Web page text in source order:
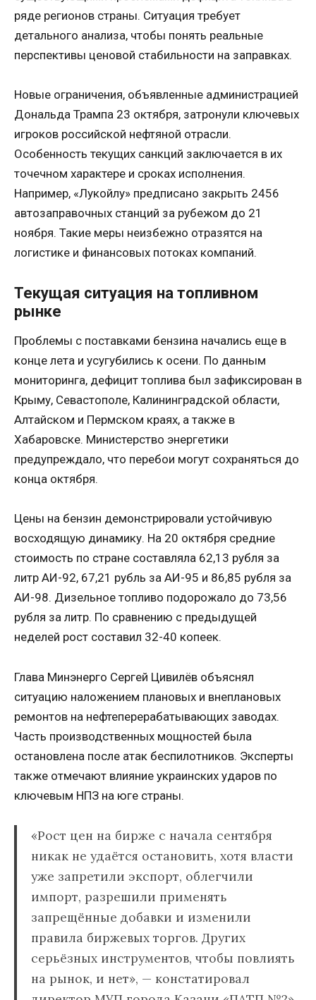
ряде регионов страны. Ситуация требует
детального анализа, чтобы понять реальные
перспективы ценовой стабильности на заправках.
Новые ограничения, объявленные администрацией
Дональда Трампа 23 октября, затронули ключевых
игроков российской нефтяной отрасли.
Особенность текущих санкций заключается в их
точечном характере и сроках исполнения.
Например, «Лукойлу» предписано закрыть 2456
автозаправочных станций за рубежом до 21
ноября. Такие меры неизбежно отразятся на
логистике и финансовых потоках компаний.
Текущая ситуация на топливном
рынке
Проблемы с поставками бензина начались еще в
конце лета и усугубились к осени. По данным
мониторинга, дефицит топлива был зафиксирован в
Крыму, Севастополе, Калининградской области,
Алтайском и Пермском краях, а также в
Хабаровске. Министерство энергетики
предупреждало, что перебои могут сохраняться до
конца октября.
Цены на бензин демонстрировали устойчивую
восходящую динамику. На 20 октября средние
стоимость по стране составляла 62,13 рубля за
литр АИ-92, 67,21 рубль за АИ-95 и 86,85 рубля за
АИ-98. Дизельное топливо подорожало до 73,56
рубля за литр. По сравнению с предыдущей
неделей рост составил 32-40 копеек.
Глава Минэнерго Сергей Цивилёв объяснял
ситуацию наложением плановых и внеплановых
ремонтов на нефтеперерабатывающих заводах.
Часть производственных мощностей была
остановлена после атак беспилотников. Эксперты
также отмечают влияние украинских ударов по
ключевым НПЗ на юге страны.
«Рост цен на бирже с начала сентября
никак не удаётся остановить, хотя власти
уже запретили экспорт, облегчили
импорт, разрешили применять
запрещённые добавки и изменили
правила биржевых торгов. Других
серьёзных инструментов, чтобы повлиять
на рынок, и нет», — констатировал